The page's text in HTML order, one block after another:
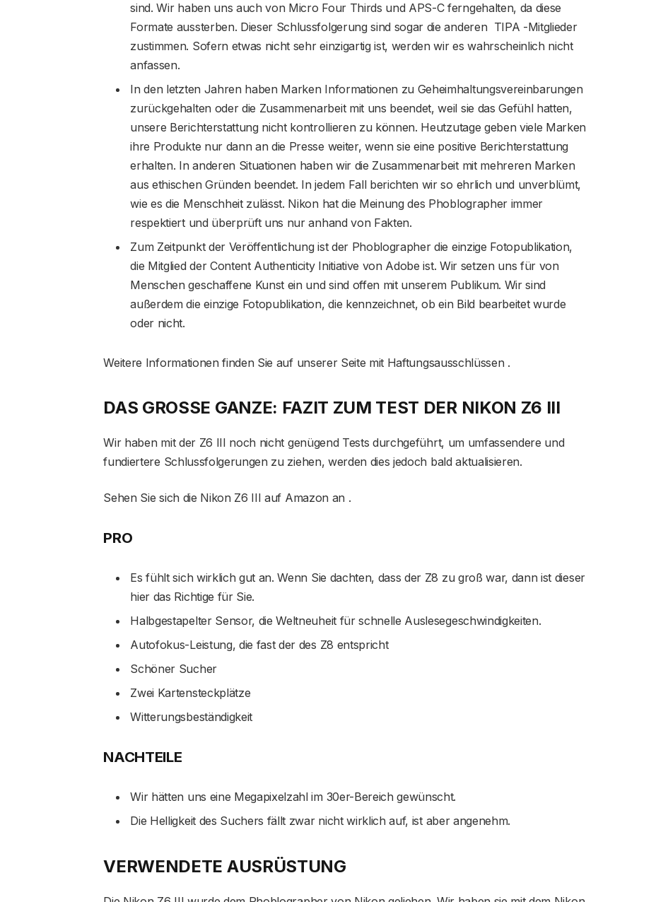
sind. Wir haben uns auch von Micro Four Thirds und APS-C ferngehalten, da diese
Formate aussterben. Dieser Schlussfolgerung sind sogar die anderen TIPA -Mitglieder
zustimmen. Sofern etwas nicht sehr einzigartig ist, werden wir es wahrscheinlich nicht
anfassen.
In den letzten Jahren haben Marken Informationen zu Geheimhaltungsvereinbarungen
zurückgehalten oder die Zusammenarbeit mit uns beendet, weil sie das Gefühl hatten,
unsere Berichterstattung nicht kontrollieren zu können. Heutzutage geben viele Marken
ihre Produkte nur dann an die Presse weiter, wenn sie eine positive Berichterstattung
erhalten. In anderen Situationen haben wir die Zusammenarbeit mit mehreren Marken
aus ethischen Gründen beendet. In jedem Fall berichten wir so ehrlich und unverblümt,
wie es die Menschheit zulässt. Nikon hat die Meinung des Phoblographer immer
respektiert und überprüft uns nur anhand von Fakten.
Zum Zeitpunkt der Veröffentlichung ist der Phoblographer die einzige Fotopublikation,
die Mitglied der Content Authenticity Initiative von Adobe ist. Wir setzen uns für von
Menschen geschaffene Kunst ein und sind offen mit unserem Publikum. Wir sind
außerdem die einzige Fotopublikation, die kennzeichnet, ob ein Bild bearbeitet wurde
oder nicht.
Weitere Informationen finden Sie auf unserer Seite mit Haftungsausschlüssen .
DAS GROSSE GANZE: FAZIT ZUM TEST DER NIKON Z6 III
Wir haben mit der Z6 III noch nicht genügend Tests durchgeführt, um umfassendere und
fundiertere Schlussfolgerungen zu ziehen, werden dies jedoch bald aktualisieren.
Sehen Sie sich die Nikon Z6 III auf Amazon an .
PRO
Es fühlt sich wirklich gut an. Wenn Sie dachten, dass der Z8 zu groß war, dann ist dieser
hier das Richtige für Sie.
Halbgestapelter Sensor, die Weltneuheit für schnelle Auslesegeschwindigkeiten.
Autofokus-Leistung, die fast der des Z8 entspricht
Schöner Sucher
Zwei Kartensteckplätze
Witterungsbeständigkeit
NACHTEILE
Wir hätten uns eine Megapixelzahl im 30er-Bereich gewünscht.
Die Helligkeit des Suchers fällt zwar nicht wirklich auf, ist aber angenehm.
VERWENDETE AUSRÜSTUNG